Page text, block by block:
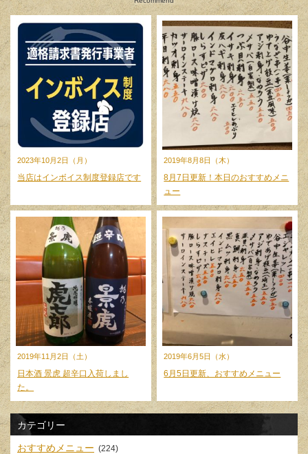
2023年10月2日（月）
当店はインボイス制度登録店です
2019年8月8日（木）
8月7日更新！本日のおすすめメニ
ュー
2019年11月2日（土）
日本酒 景虎 超辛口入荷しまし
た。
2019年6月5日（水）
6月5日更新、おすすめメニュー
カテゴリー
おすすめメニュー (224)